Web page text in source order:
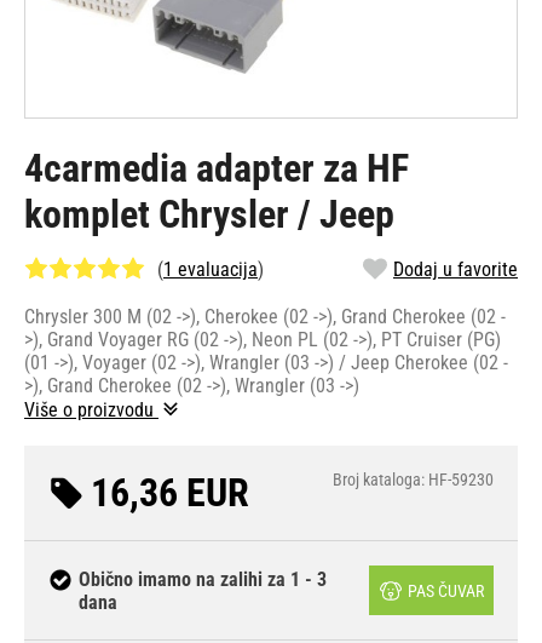
4carmedia adapter za HF
komplet Chrysler / Jeep
(1 evaluacija) Dodaj u favorite
Chrysler 300 M (02 ->), Cherokee (02 ->), Grand Cherokee (02 -
>), Grand Voyager RG (02 ->), Neon PL (02 ->), PT Cruiser (PG)
(01 ->), Voyager (02 ->), Wrangler (03 ->) / Jeep Cherokee (02 -
>), Grand Cherokee (02 ->), Wrangler (03 ->)
Više o proizvodu
16,36 EUR Broj kataloga: HF-59230
Obično imamo na zalihi za 1 - 3
dana
PAS ČUVAR